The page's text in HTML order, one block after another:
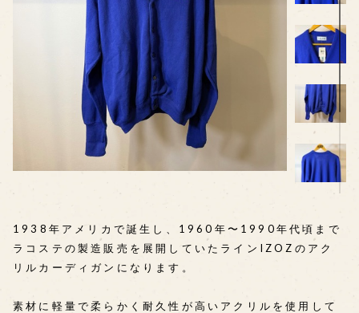
1938年アメリカで誕生し、1960年〜1990年代頃まで
ラコステの製造販売を展開していたラインIZOZのアク
リルカーディガンになります。
素材に軽量で柔らかく耐久性が高いアクリルを使用して